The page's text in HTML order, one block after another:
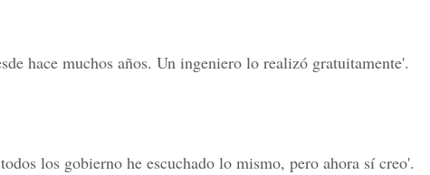
hace muchos años. Un ingeniero lo realizó gratuitamente'.
los gobierno he escuchado lo mismo, pero ahora sí creo'.